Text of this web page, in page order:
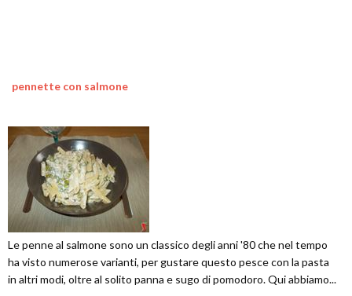
pennette con salmone
Le penne al salmone sono un classico degli anni '80 che nel tempo
ha visto numerose varianti, per gustare questo pesce con la pasta
in altri modi, oltre al solito panna e sugo di pomodoro. Qui abbiamo...